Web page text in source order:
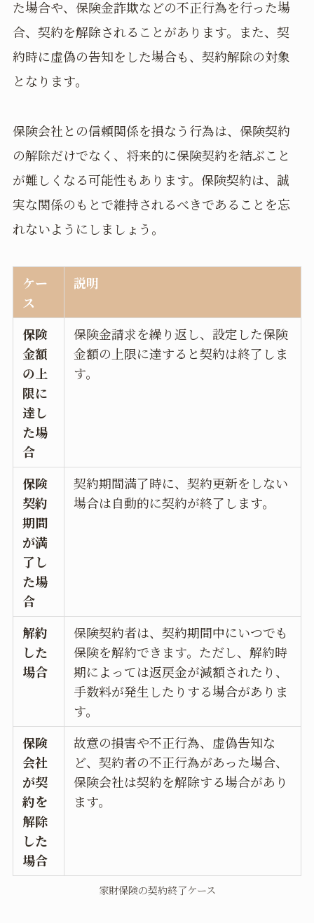
た場合や、保険金詐欺などの不正行為を行った場
合、契約を解除されることがあります。また、契
約時に虚偽の告知をした場合も、契約解除の対象
となります。
保険会社との信頼関係を損なう行為は、保険契約
の解除だけでなく、将来的に保険契約を結ぶこと
が難しくなる可能性もあります。保険契約は、誠
実な関係のもとで維持されるべきであることを忘
れないようにしましょう。
ケー
ス
説明
保険
金額
の上
限に
達し
た場
合
保険金請求を繰り返し、設定した保険
金額の上限に達すると契約は終了しま
す。
保険
契約
期間
が満
了し
た場
合
契約期間満了時に、契約更新をしない
場合は自動的に契約が終了します。
解約
した
場合
保険契約者は、契約期間中にいつでも
保険を解約できます。ただし、解約時
期によっては返戻金が減額されたり、
手数料が発生したりする場合がありま
す。
保険
会社
が契
約を
解除
した
場合
故意の損害や不正行為、虚偽告知な
ど、契約者の不正行為があった場合、
保険会社は契約を解除する場合があり
ます。
家財保険の契約終了ケース